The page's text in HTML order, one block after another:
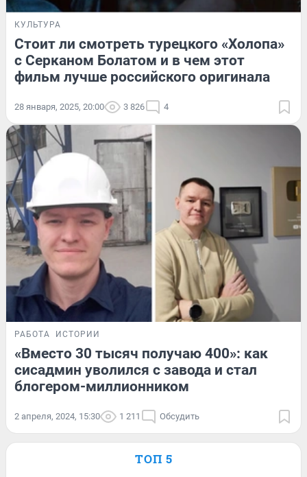
КУЛЬТУРА
Стоит ли смотреть турецкого «Холопа»
с Серканом Болатом и в чем этот
фильм лучше российского оригинала
28 января, 2025, 20:00 3 826 4
РАБОТА ИСТОРИИ
«Вместо 30 тысяч получаю 400»: как
сисадмин уволился с завода и стал
блогером-миллионником
2 апреля, 2024, 15:30 1 211 Обсудить
ТОП 5